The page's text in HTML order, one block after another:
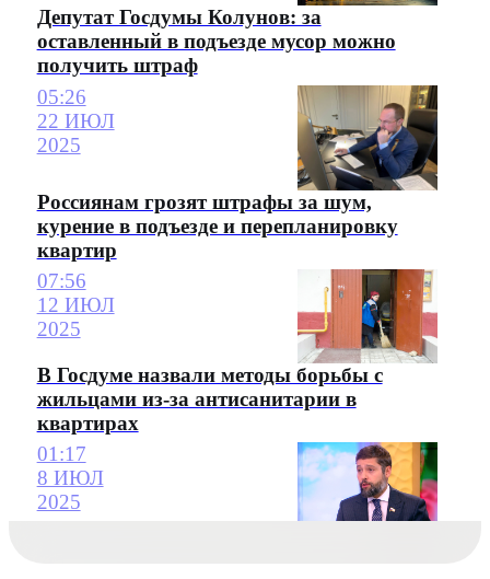
Депутат Госдумы Колунов: за
оставленный в подъезде мусор можно
получить штраф
05:26
22 ИЮЛ
2025
Россиянам грозят штрафы за шум,
курение в подъезде и перепланировку
квартир
07:56
12 ИЮЛ
2025
В Госдуме назвали методы борьбы с
жильцами из-за антисанитарии в
квартирах
01:17
8 ИЮЛ
2025